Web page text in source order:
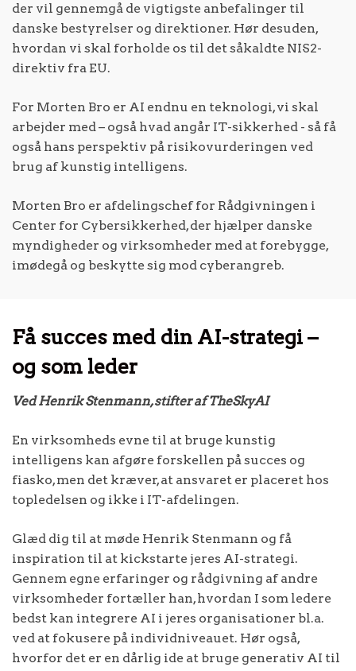
der vil gennemgå de vigtigste anbefalinger til
danske bestyrelser og direktioner. Hør desuden,
hvordan vi skal forholde os til det såkaldte NIS2-
direktiv fra EU.
For Morten Bro er AI endnu en teknologi, vi skal
arbejder med – også hvad angår IT-sikkerhed - så få
også hans perspektiv på risikovurderingen ved
brug af kunstig intelligens.
Morten Bro er afdelingschef for Rådgivningen i
Center for Cybersikkerhed, der hjælper danske
myndigheder og virksomheder med at forebygge,
imødegå og beskytte sig mod cyberangreb.
Få succes med din AI-strategi –
og som leder
Ved Henrik Stenmann, stifter af TheSkyAI
En virksomheds evne til at bruge kunstig
intelligens kan afgøre forskellen på succes og
fiasko, men det kræver, at ansvaret er placeret hos
topledelsen og ikke i IT-afdelingen.
Glæd dig til at møde Henrik Stenmann og få
inspiration til at kickstarte jeres AI-strategi.
Gennem egne erfaringer og rådgivning af andre
virksomheder fortæller han, hvordan I som ledere
bedst kan integrere AI i jeres organisationer bl.a.
ved at fokusere på individniveauet. Hør også,
hvorfor det er en dårlig ide at bruge generativ AI til